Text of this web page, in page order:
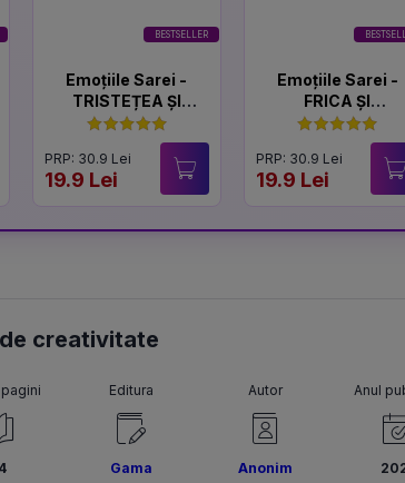
BESTSELLER
Emoțiile Sarei -
TRISTEȚEA ȘI
BUCURIA
PRP: 30.9 Lei
19.9 Lei
Emoțiile Sarei -
FRICA ȘI
CURAJUL
PRP: 30.9 Lei
19.9 Lei
creativitate
Editura
Gama
Autor
Anonim
Anul